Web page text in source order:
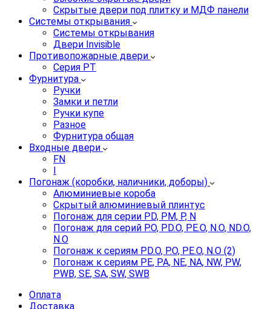
Скрытые двери под плитку и МДФ панели
Системы открывания
Системы открывания
Двери Invisible
Противопожарные двери
Серия PT
Фурнитура
Ручки
Замки и петли
Ручки купе
Разное
Фурнитура общая
Входные двери
FN
I
Погонаж (коробки, наличники, доборы)
Алюминиевые короба
Скрытый алюминиевый плинтус
Погонаж для серии PD, PM, P, N
Погонаж для серий P.O, PD.O, PE.O, N.O, ND.O,
N.O
Погонаж к сериям PD.O, P.O, PE.O, N.O (2)
Погонаж к сериям PE, PA, NE, NA, NW, PW,
PWB, SE, SA, SW, SWB
Оплата
Доставка